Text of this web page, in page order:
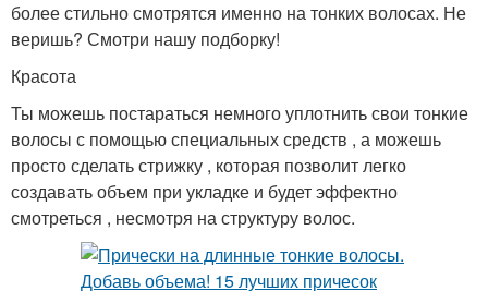
более стильно смотрятся именно на тонких волосах. Не
веришь? Смотри нашу подборку!
Красота
Ты можешь постараться немного уплотнить свои тонкие
волосы с помощью специальных средств , а можешь
просто сделать стрижку , которая позволит легко
создавать объем при укладке и будет эффектно
смотреться , несмотря на структуру волос.